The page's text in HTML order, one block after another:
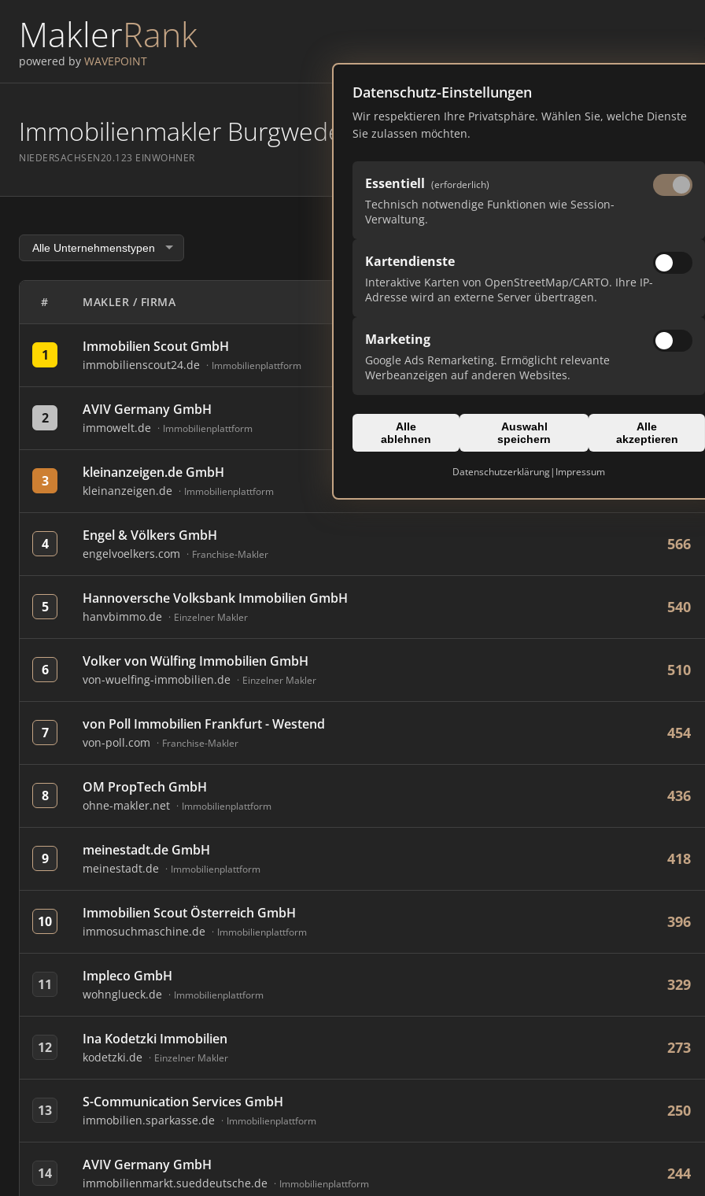
MaklerRank
powered by WAVEPOINT
Datenschutz-Einstellungen
Wir respektieren Ihre Privatsphäre. Wählen Sie, welche Dienste
Sie zulassen möchten.
Essentiell (erforderlich)
Technisch notwendige Funktionen wie Session-
Verwaltung.
Kartendienste
Interaktive Karten von OpenStreetMap/CARTO. Ihre IP-
Adresse wird an externe Server übertragen.
Marketing
Google Ads Remarketing. Ermöglicht relevante
Werbeanzeigen auf anderen Websites.
Alle
ablehnen
Auswahl
speichern
Alle
akzeptieren
Datenschutzerklärung| Impressum
Immobilienmakler Burgwedel – Ranking Juli 2026
NIEDERSACHSEN20.123 EINWOHNER
# MAKLER / FIRMA
1 Immobilien Scout GmbH
immobilienscout24.de Immobilienplattform
842
2 AVIV Germany GmbH
immowelt.de Immobilienplattform
714
3 kleinanzeigen.de GmbH
kleinanzeigen.de Immobilienplattform
4 Engel & Völkers GmbH
engelvoelkers.com Franchise-Makler
566
5 Hannoversche Volksbank Immobilien GmbH
hanvbimmo.de Einzelner Makler
540
6 Volker von Wülfing Immobilien GmbH
von-wuelfing-immobilien.de Einzelner Makler
510
7 von Poll Immobilien Frankfurt - Westend
von-poll.com Franchise-Makler
454
8 OM PropTech GmbH
ohne-makler.net Immobilienplattform
436
9 meinestadt.de GmbH
meinestadt.de Immobilienplattform
418
10 Immobilien Scout Österreich GmbH
immosuchmaschine.de Immobilienplattform
396
11 Impleco GmbH
wohnglueck.de Immobilienplattform
329
12 Ina Kodetzki Immobilien
kodetzki.de Einzelner Makler
273
13 S-Communication Services GmbH
immobilien.sparkasse.de Immobilienplattform
250
14 AVIV Germany GmbH
immobilienmarkt.sueddeutsche.de Immobilienplattform
244